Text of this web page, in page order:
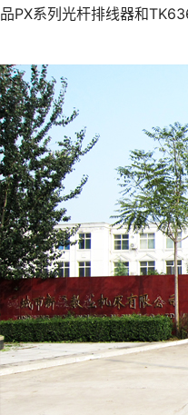
品PX系列光杆排线器和